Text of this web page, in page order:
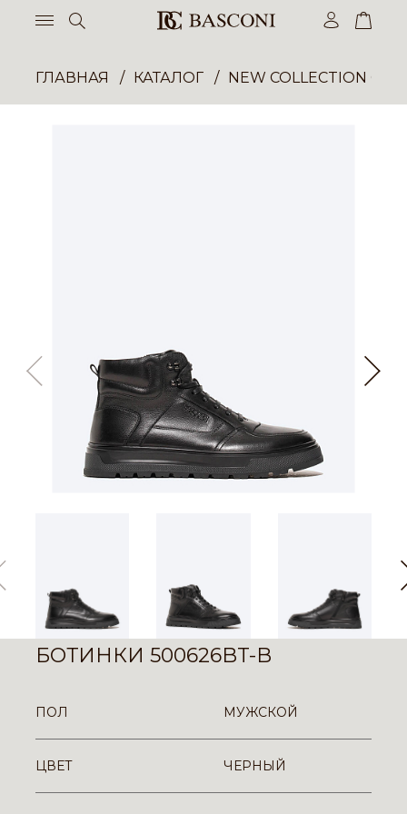
ГЛАВНАЯ КАТАЛОГ NEW COLLECTION
БОТИНКИ 500626BT-B
ПОЛ МУЖСКОЙ
ЦВЕТ ЧЕРНЫЙ